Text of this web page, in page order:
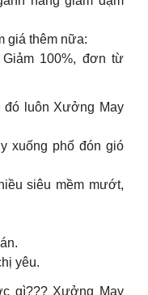
giá thêm nữa:
Giảm 100%, đơn từ
đó luôn Xưởng May
xuống phố đón gió
siêu mềm mướt,
yêu.
gì??? Xưởng May